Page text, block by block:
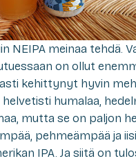
NEIPA meinaa tehdä.
on ollut
kehittynyt hyvin
humalaa,
mutta se on paljon
pehmeämpää ja
IPA. Ja siitä on